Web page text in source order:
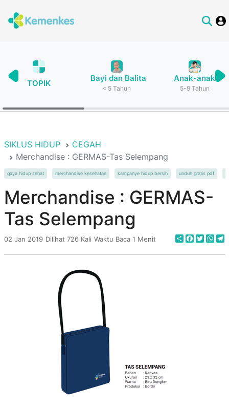
TOPIK
Bayi dan Balita
< 5 Tahun
Anak-anak
5-9 Tahun
SIKLUS HIDUP
CEGAH
Merchandise : GERMAS-Tas Selempang
gaya hidup sehat merchandise kesehatan kampanye hidup bersih unduh gratis pdf
Merchandise : GERMAS-
Tas Selempang
02 Jan 2019 Dilihat 726 Kali Waktu Baca 1 Menit Share